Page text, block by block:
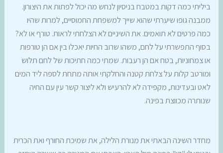
ביליתי כמה דקות במטבח בניסיון לנחש מה יכול לפתות את היצורון.
ממבנה גופו שיערתי שהוא שייך למשפחת החמוסיים, למרות שהיו
כמה פרטים לא תואמים. את השיניים לא הצלחתי לראות. טורף או לא?
בסוף התפשרתי על לחם, משהו שרוב החיות יאכלו בין אם הן טורפות
או צמחוניות, בטח אם הן רעבות. שמתי כמה חתיכות של לחם תלוש
ומורטב קלות על צלחת קטנה והחלקתי אותה מתחת לספה ליד המים
לאט ובעדינות, מקפידה לא להרעיש ולא ליצור קשר עין עם החיה
שנותרה מכווצת בפינה.
מחדר השינה הבאתי את מנורת הלילה, את שמיכת החורף ואת הכרית